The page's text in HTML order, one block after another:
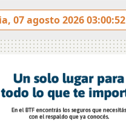
la familia
07 agosto 2026 03:00:52